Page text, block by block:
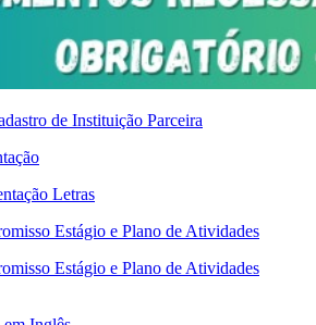
de Instituição Parceira
Letras
Estágio e Plano de Atividades
Estágio e Plano de Atividades